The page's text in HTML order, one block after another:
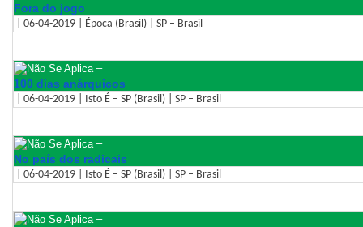
Fora do jogo
| 06-04-2019 | Época (Brasil) | SP – Brasil
–
100 dias anárquicos
| 06-04-2019 | Isto É – SP (Brasil) | SP – Brasil
–
No país dos radicais
| 06-04-2019 | Isto É – SP (Brasil) | SP – Brasil
–